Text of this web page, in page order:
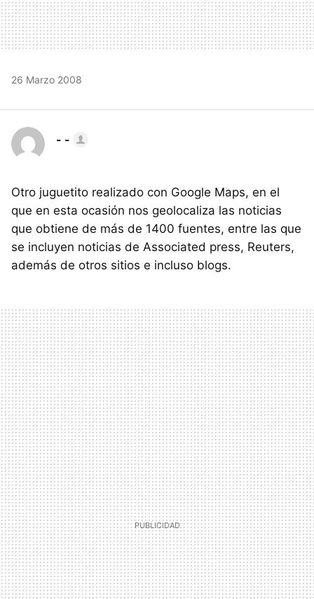
26 Marzo 2008
- -
Otro juguetito realizado con Google Maps, en el
que en esta ocasión nos geolocaliza las noticias
que obtiene de más de 1400 fuentes, entre las que
se incluyen noticias de Associated press, Reuters,
además de otros sitios e incluso blogs.